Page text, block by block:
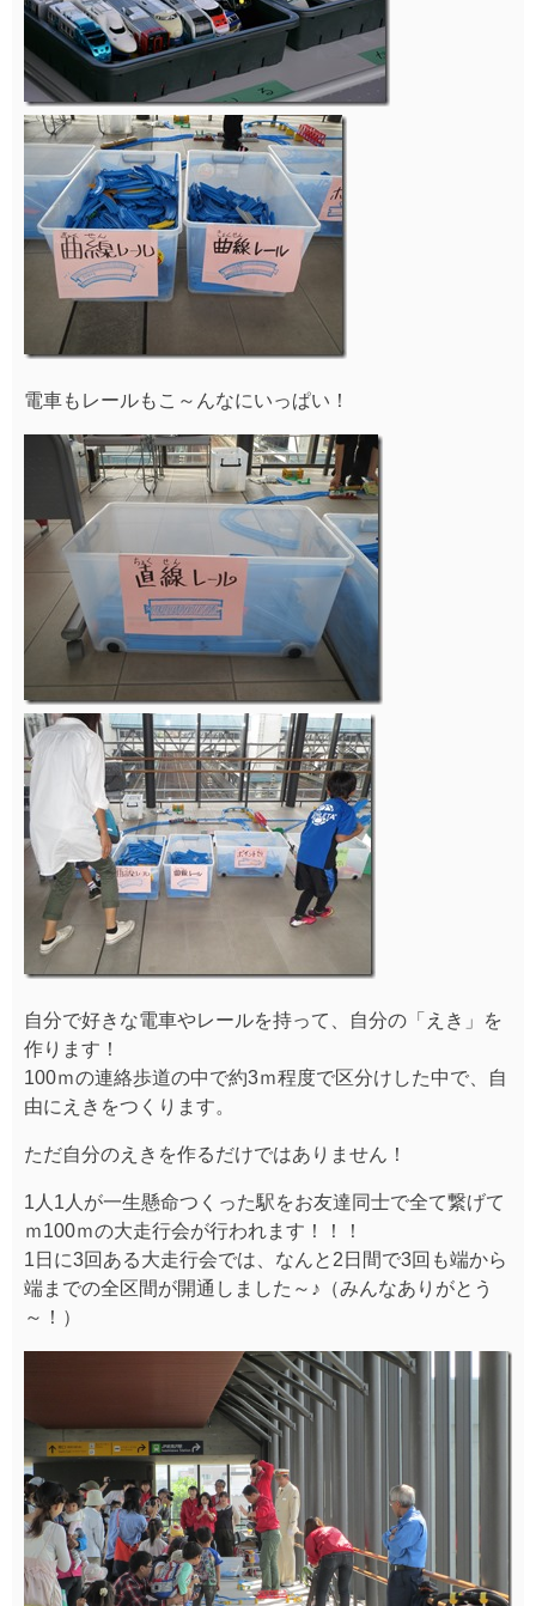
自分で好きな電車やレールを持って、自分の「えき」を
作ります！
由にえきをつくります。
ただ自分のえきを作るだけではありません！
1人1人が一生懸命つくった駅をお友達同士で全て繋げて
ｍ100ｍの大走行会が行われます！！！
1日に3回ある大走行会では、なんと2日間で3回も端から
端までの全区間が開通しました～♪（みんなありがとう
～！）
貴重な大走行会に参加出来た方もいるのでは？？？
岩見沢駅の駅長さんが実際に「出発進行～」の合図をし
ところから遊びに来て下さったかたもいました！
一番面白かった光景が…。
100ｍの区間の中で、レールの貸し出しに一番遠いとこ
ろで駅をつくっているこども。
欲しいレールがあって、貸し出しのところまで取りに行
ダッシュしては、歩き、ダッシュしては、歩き…。
子供にとって100ｍってとっても長い…。隣で見守って
しまいました。
100ｍがんばったね。